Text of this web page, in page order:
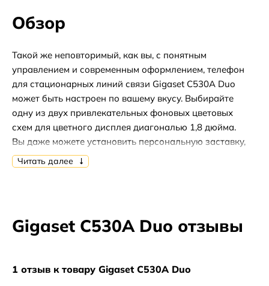
Обзор
Такой же неповторимый, как вы, с понятным
управлением и современным оформлением, телефон
для стационарных линий связи Gigaset C530A Duo
может быть настроен по вашему вкусу. Выбирайте
одну из двух привлекательных фоновых цветовых
схем для цветного дисплея диагональю 1,8 дюйма.
Вы даже можете установить персональную заставку,
индивидуальный звуковой профиль и особый звонок
для выбранного контакта.
C530A со встроенным автоответчиком отвечает на
выберите одно из предустановленных — 30 минут
Читать далее
Gigaset C530A Duo отзывы
1 отзыв к товару Gigaset C530A Duo